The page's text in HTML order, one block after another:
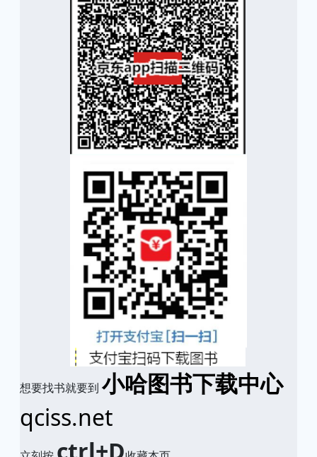
想要找书就要到 小哈图书下载中心
qciss.net